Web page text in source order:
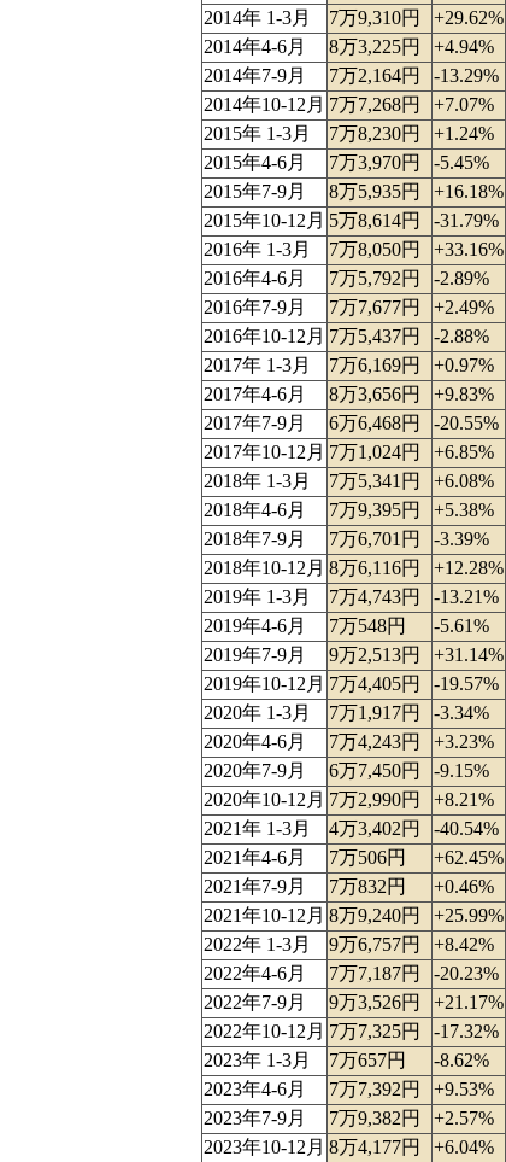
2014年 1-3月
7万9,310円 +29.62%
2014年4-6月
8万3,225円 +4.94%
2014年7-9月
7万2,164円 -13.29%
2014年10-12月 7万7,268円 +7.07%
2015年 1-3月
7万8,230円 +1.24%
2015年4-6月
7万3,970円 -5.45%
2015年7-9月
8万5,935円 +16.18%
2015年10-12月 5万8,614円 -31.79%
2016年 1-3月
7万8,050円 +33.16%
2016年4-6月
7万5,792円 -2.89%
2016年7-9月
7万7,677円 +2.49%
2016年10-12月 7万5,437円 -2.88%
2017年 1-3月
7万6,169円 +0.97%
2017年4-6月
8万3,656円 +9.83%
2017年7-9月
6万6,468円 -20.55%
2017年10-12月 7万1,024円 +6.85%
2018年 1-3月
7万5,341円 +6.08%
2018年4-6月
7万9,395円 +5.38%
2018年7-9月
7万6,701円 -3.39%
2018年10-12月 8万6,116円 +12.28%
2019年 1-3月
7万4,743円 -13.21%
2019年4-6月
7万548円 -5.61%
2019年7-9月
9万2,513円 +31.14%
2019年10-12月 7万4,405円 -19.57%
2020年 1-3月
7万1,917円 -3.34%
2020年4-6月
7万4,243円 +3.23%
2020年7-9月
6万7,450円 -9.15%
2020年10-12月 7万2,990円 +8.21%
2021年 1-3月
4万3,402円 -40.54%
2021年4-6月
7万506円 +62.45%
2021年7-9月
7万832円 +0.46%
2021年10-12月 8万9,240円 +25.99%
2022年 1-3月
9万6,757円 +8.42%
2022年4-6月
7万7,187円 -20.23%
2022年7-9月
9万3,526円 +21.17%
2022年10-12月 7万7,325円 -17.32%
2023年 1-3月
7万657円 -8.62%
2023年4-6月
7万7,392円 +9.53%
2023年7-9月
7万9,382円 +2.57%
2023年10-12月 8万4,177円 +6.04%